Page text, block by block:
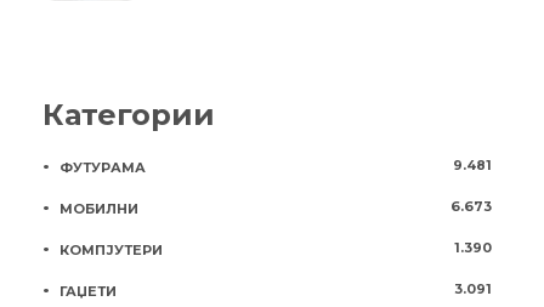
Категории
ФУТУРАМА 9.481
МОБИЛНИ 6.673
КОМПЈУТЕРИ 1.390
ГАЏЕТИ 3.091